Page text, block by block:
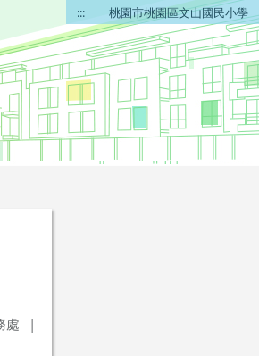
::: 桃園市桃園區文山國民小學
處 |